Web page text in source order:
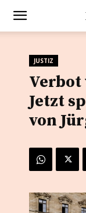
JUSTIZ
Verbot
Jetzt
von